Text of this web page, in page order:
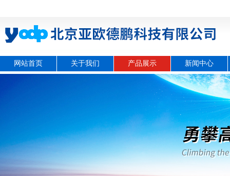
网站首页 关于我们 产品展示 新闻中心